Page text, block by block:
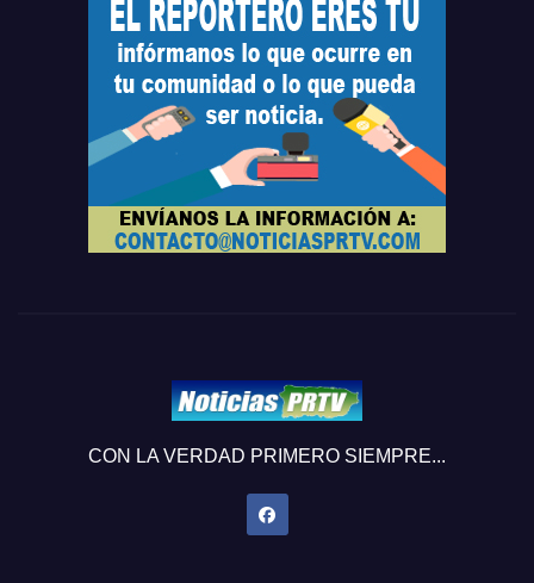
CON LA VERDAD PRIMERO SIEMPRE...